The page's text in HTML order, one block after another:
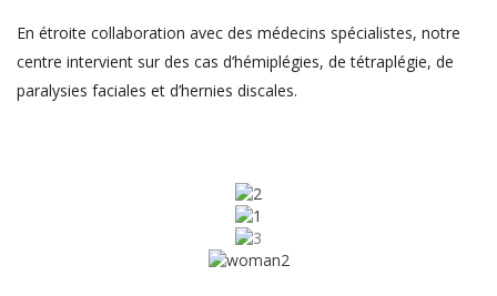
En étroite collaboration avec des médecins spécialistes, notre
centre intervient sur des cas d’hémiplégies, de tétraplégie, de
paralysies faciales et d’hernies discales.